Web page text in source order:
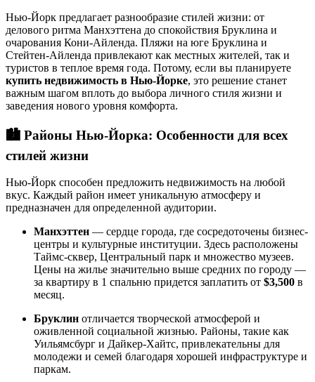
Нью-Йорк предлагает разнообразие стилей жизни: от
делового ритма Манхэттена до спокойствия Бруклина и
очарования Кони-Айленда. Пляжи на юге Бруклина и
Стейтен-Айленда привлекают как местных жителей, так и
туристов в теплое время года. Потому, если вы планируете
купить недвижимость в Нью-Йорке, это решение станет
важным шагом вплоть до выбора личного стиля жизни и
заведения нового уровня комфорта.
🏙️ Районы Нью-Йорка: Особенности для всех
стилей жизни
Нью-Йорк способен предложить недвижимость на любой
вкус. Каждый район имеет уникальную атмосферу и
предназначен для определенной аудитории.
Манхэттен — сердце города, где сосредоточены бизнес-
центры и культурные институции. Здесь расположены
Таймс-сквер, Центральный парк и множество музеев.
Цены на жилье значительно выше средних по городу —
за квартиру в 1 спальню придется заплатить от $3,500 в
месяц.
Бруклин отличается творческой атмосферой и
оживленной социальной жизнью. Районы, такие как
Уильямсбург и Дайкер-Хайтс, привлекательны для
молодежи и семей благодаря хорошей инфраструктуре и
паркам.